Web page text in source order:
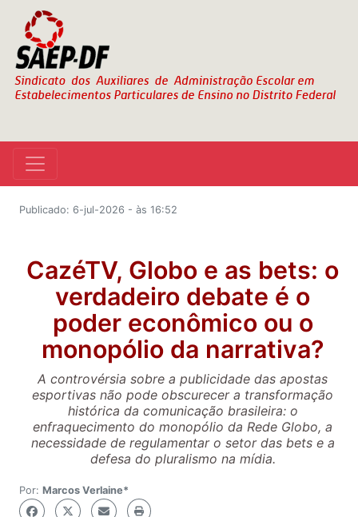
Publicado: 6-jul-2026 - às 16:52
CazéTV, Globo e as bets: o
verdadeiro debate é o
poder econômico ou o
monopólio da narrativa?
A controvérsia sobre a publicidade das apostas
esportivas não pode obscurecer a transformação
histórica da comunicação brasileira: o
enfraquecimento do monopólio da Rede Globo, a
necessidade de regulamentar o setor das bets e a
defesa do pluralismo na mídia.
Por: Marcos Verlaine*